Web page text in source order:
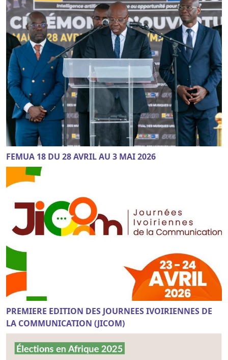
FEMUA 18 DU 28 AVRIL AU 3 MAI 2026
PREMIERE EDITION DES JOURNEES IVOIRIENNES DE
LA COMMUNICATION (JICOM)